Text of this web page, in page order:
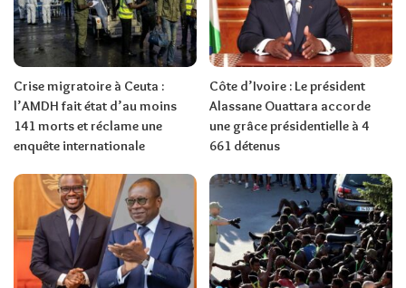
Crise migratoire à Ceuta :
l’AMDH fait état d’au moins
141 morts et réclame une
enquête internationale
Côte d’Ivoire : Le président
Alassane Ouattara accorde
une grâce présidentielle à 4
661 détenus